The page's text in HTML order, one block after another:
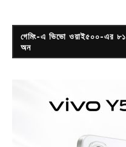
গেমিং-এ ভিভো ওয়াই৫০০-এর
অন